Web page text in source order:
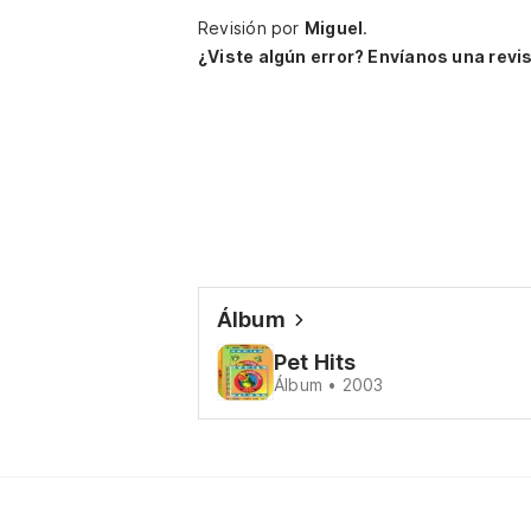
Revisión por Miguel.
¿Viste algún error? Envíanos una
Álbum
Pet Hits
Álbum • 2003